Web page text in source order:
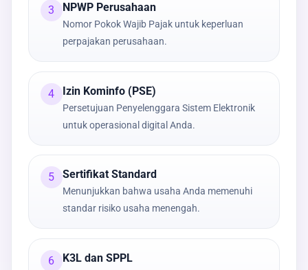
3 NPWP Perusahaan
Nomor Pokok Wajib Pajak untuk keperluan
perpajakan perusahaan.
4 Izin Kominfo (PSE)
Persetujuan Penyelenggara Sistem Elektronik
untuk operasional digital Anda.
5 Sertifikat Standard
Menunjukkan bahwa usaha Anda memenuhi
standar risiko usaha menengah.
6 K3L dan SPPL